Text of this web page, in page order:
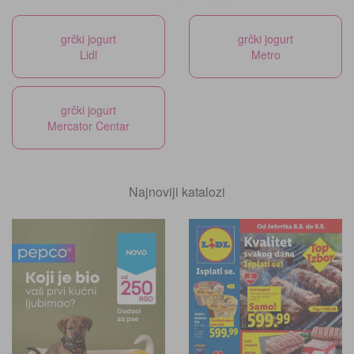
grčki jogurt
Lidl
grčki jogurt
Metro
grčki jogurt
Mercator Centar
Najnoviji katalozi